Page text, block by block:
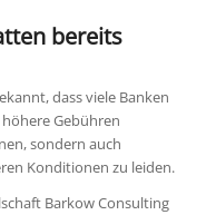
bereits
dass viele Banken
Gebühren
sondern auch
Konditionen zu leiden.
Barkow Consulting